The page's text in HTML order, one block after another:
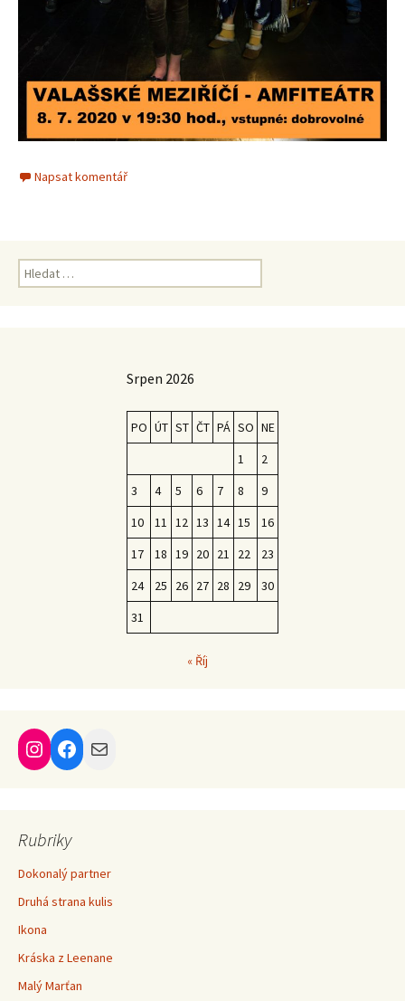
Napsat komentář
Vyhledávání
Srpen 2026
PO ÚT ST ČT PÁ SO NE
1
2
3
4 5 6 7 8
9
10
11 12 13 14 15
16
17
18 19 20 21 22
23
24
25 26 27 28 29
30
31
« Říj
Instagram
Facebook
Mail
Rubriky
Dokonalý partner
Druhá strana kulis
Ikona
Kráska z Leenane
Malý Marťan